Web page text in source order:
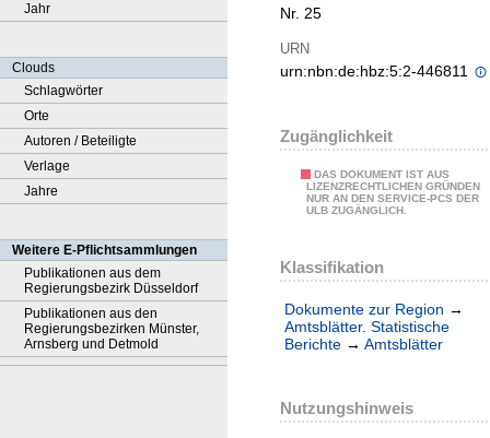
Jahr
Clouds
Schlagwörter
Orte
Autoren / Beteiligte
Verlage
Jahre
Weitere E-Pflichtsammlungen
Publikationen aus dem
Regierungsbezirk Düsseldorf
Publikationen aus den
Regierungsbezirken Münster,
Arnsberg und Detmold
Nr. 25
URN
urn:nbn:de:hbz:5:2-446811
Zugänglichkeit
DAS DOKUMENT IST AUS
LIZENZRECHTLICHEN GRÜNDEN
NUR AN DEN SERVICE-PCS DER
ULB ZUGÄNGLICH.
Klassifikation
Dokumente zur Region →
Amtsblätter. Statistische
Berichte → Amtsblätter
Nutzungshinweis